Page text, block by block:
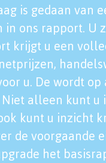
is gedaan van
in ons rapport. U
krijgt u een
u. De wordt
Niet alleen kunt
kunt u inzicht
de voorgaande
het